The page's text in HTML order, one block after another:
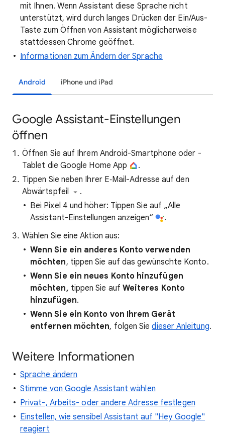
mit Ihnen. Wenn Assistant diese Sprache nicht
unterstützt, wird durch langes Drücken der Ein/Aus-
Taste zum Öffnen von Assistant möglicherweise
stattdessen Chrome geöffnet.
Informationen zum Ändern der Sprache
Android iPhone und iPad
Google Assistant-Einstellungen
öffnen
Öffnen Sie auf Ihrem Android-Smartphone oder -
Tablet die Google Home App
.
Tippen Sie neben Ihrer E‑Mail-Adresse auf den
Abwärtspfeil
.
Bei Pixel 4 und höher: Tippen Sie auf „Alle
Assistant-Einstellungen anzeigen“
.
Wählen Sie eine Aktion aus:
Wenn Sie ein anderes Konto verwenden
möchten, tippen Sie auf das gewünschte Konto.
Wenn Sie ein neues Konto hinzufügen
möchten, tippen Sie auf Weiteres Konto
hinzufügen.
Wenn Sie ein Konto von Ihrem Gerät
entfernen möchten, folgen Siedieser Anleitung.
Weitere Informationen
Sprache ändern
Stimme von Google Assistant wählen
Privat-, Arbeits- oder andere Adresse festlegen
Einstellen, wie sensibel Assistant auf "Hey Google"
reagiert